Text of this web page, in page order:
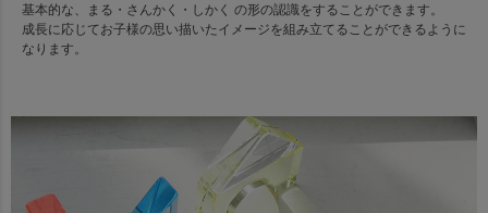
基本的な、まる・さんかく・しかく の形の認識をすることができます。
成長に応じてお子様の思い描いたイメージを組み立てることができるように
なります。